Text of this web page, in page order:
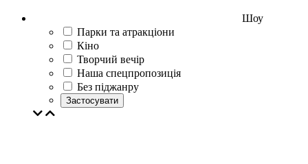
Шоу
Парки та атракціони
Кіно
Творчий вечір
Наша спецпропозиція
Без піджанру
Застосувати